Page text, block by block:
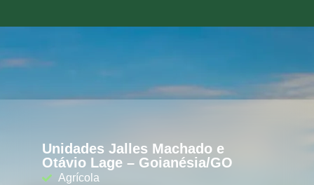
Unidades Jalles Machado e
Otávio Lage – Goianésia/GO
Agrícola